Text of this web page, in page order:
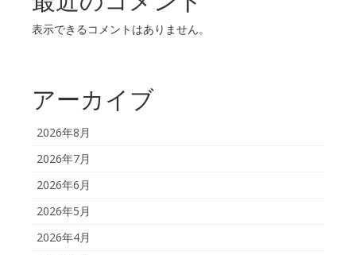
表示できるコメントはありません。
アーカイブ
2026年8月
2026年7月
2026年6月
2026年5月
2026年4月